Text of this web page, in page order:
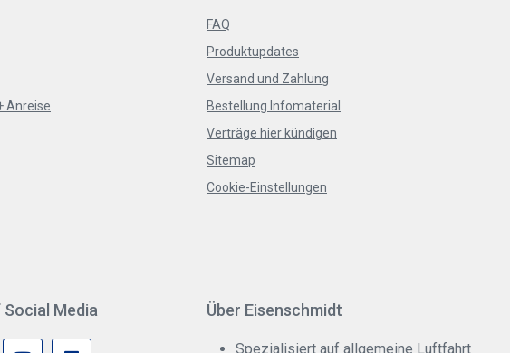
Anreise
FAQ
Produktupdates
Versand und Zahlung
Bestellung Infomaterial
Verträge hier kündigen
Sitemap
Cookie-Einstellungen
Social Media Über Eisenschmidt
Spezialisiert auf allgemeine Luftfahrt